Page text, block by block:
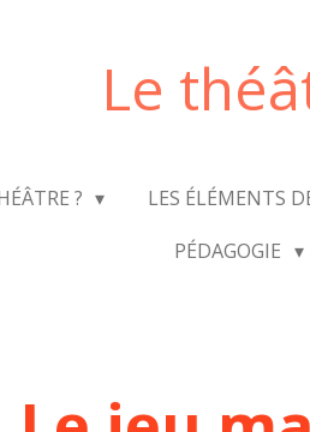
Le
? LES ÉLÉMENTS
PÉDAGOGIE